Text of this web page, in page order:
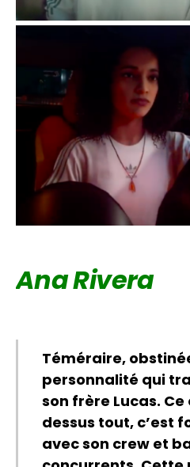
Ana Rivera
Téméraire,
personnalité qui
son frère Lucas.
dessus tout, c’est
avec son crew et
Flipboard